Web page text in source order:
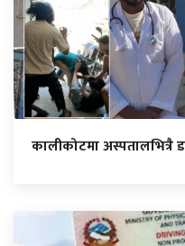
कालीकोटमा अस्पतालभित्रै